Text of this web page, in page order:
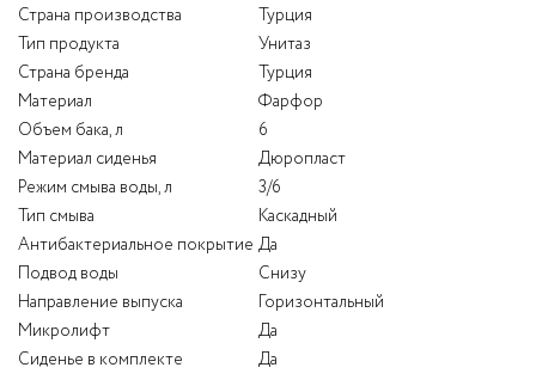
Страна производства
Турция
Тип продукта
Унитаз
Страна бренда
Турция
Материал
Фарфор
Объем бака, л
6
Материал сиденья
Дюропласт
Режим смыва воды, л
3/6
Тип смыва
Каскадный
Антибактериальное покрытие Да
Подвод воды
Снизу
Направление выпуска
Горизонтальный
Микролифт
Да
Сиденье в комплекте
Да